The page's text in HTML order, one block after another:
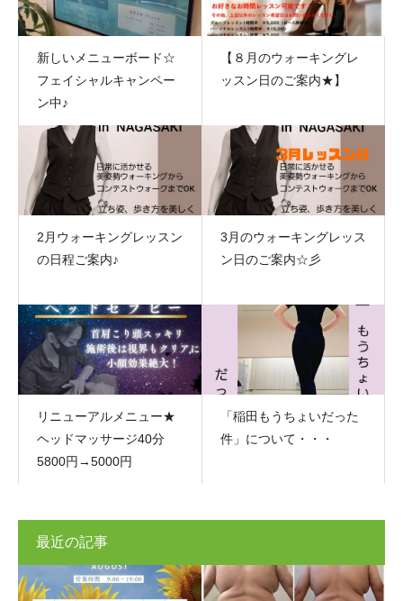
新しいメニューボード☆
フェイシャルキャンペー
ン中♪
【８月のウォーキングレ
ッスン日のご案内★】
2月ウォーキングレッスン
の日程ご案内♪
3月のウォーキングレッス
ン日のご案内☆彡
リニューアルメニュー★
ヘッドマッサージ40分
5800円→5000円
「稲田もうちょいだった
件」について・・・
最近の記事